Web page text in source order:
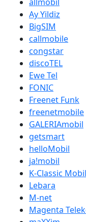
Ay Yildiz
BigSIM
callmobile
congstar
discoTEL
Ewe Tel
FONIC
Freenet Funk
freenetmobile
GALERIAmobil
getsmart
helloMobil
ja!mobil
K-Classic Mobil
Lebara
M-net
Magenta